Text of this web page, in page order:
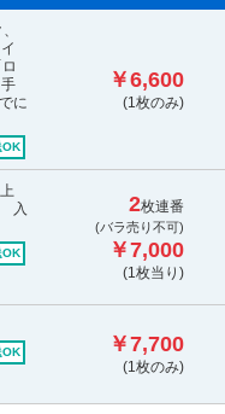
に
OK
￥6,600
(1枚のみ)
入
OK
2枚連番
(バラ売り不可)
￥7,000
(1枚当り)
OK ￥7,700
(1枚のみ)